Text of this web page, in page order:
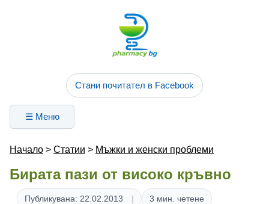
Стани почитател в Facebook
☰ Меню
Начало > Статии > Мъжки и женски проблеми
Бирата пази от високо кръвно
Публикувана: 22.02.2013
3 мин. четене